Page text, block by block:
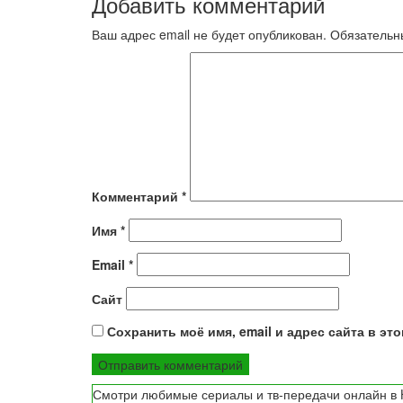
записям
Ваш адрес email не будет опубликован.
Комментарий *
Имя *
Email *
Сайт
Сохранить моё имя, email и адрес сайта в
Смотри любимые сериалы и тв-передачи онлайн в